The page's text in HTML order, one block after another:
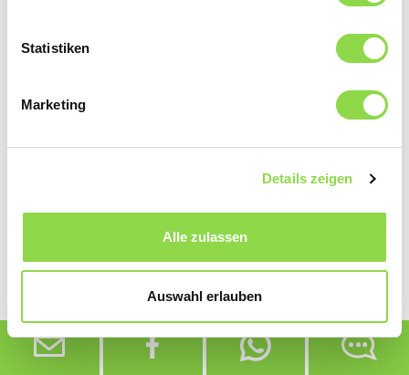
Statistiken
Marketing
Details zeigen
Alle zulassen
Auswahl erlauben